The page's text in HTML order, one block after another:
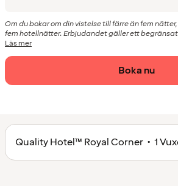
Om du bokar om din vistelse till färre än fem
fem hotellnätter. Erbjudandet gäller ett begränsat
Läs mer
Boka nu
Quality Hotel™ Royal Corner • 1